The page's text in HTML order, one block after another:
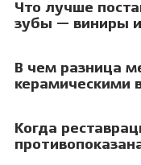
Что лучше
зубы — виниры
В чем разница
керамическими
Когда